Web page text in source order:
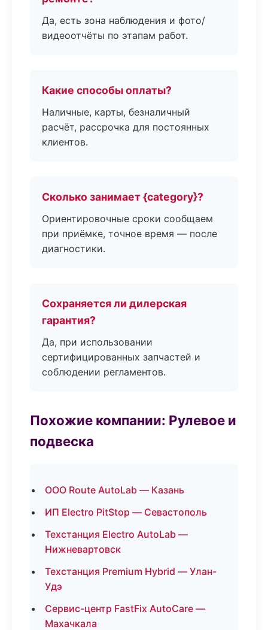
Да, есть зона наблюдения и фото/
видеоотчёты по этапам работ.
Какие способы оплаты?
Наличные, карты, безналичный
расчёт, рассрочка для постоянных
клиентов.
Сколько занимает {category}?
Ориентировочные сроки сообщаем
при приёмке, точное время — после
диагностики.
Сохраняется ли дилерская
гарантия?
Да, при использовании
сертифицированных запчастей и
соблюдении регламентов.
Похожие компании: Рулевое и
подвеска
ООО Route AutoLab — Казань
ИП Electro PitStop — Севастополь
Техстанция Electro AutoLab —
Нижневартовск
Техстанция Premium Hybrid — Улан-
Удэ
Сервис-центр FastFix AutoCare —
Махачкала